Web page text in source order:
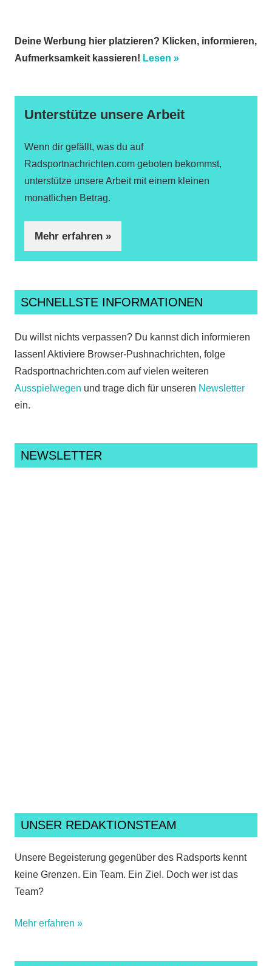
Deine Werbung hier platzieren? Klicken, informieren,
Aufmerksamkeit kassieren! Lesen »
Unterstütze unsere Arbeit
Wenn dir gefällt, was du auf
Radsportnachrichten.com geboten bekommst,
unterstütze unsere Arbeit mit einem kleinen
monatlichen Betrag.
Mehr erfahren »
SCHNELLSTE INFORMATIONEN
Du willst nichts verpassen? Du kannst dich informieren
lassen! Aktiviere Browser-Pushnachrichten, folge
Radsportnachrichten.com auf vielen weiteren
Ausspielwegen und trage dich für unseren Newsletter
ein.
NEWSLETTER
UNSER REDAKTIONSTEAM
Unsere Begeisterung gegenüber des Radsports kennt
keine Grenzen. Ein Team. Ein Ziel. Doch wer ist das
Team?
Mehr erfahren »